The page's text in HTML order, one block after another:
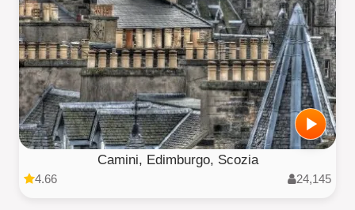
Camini, Edimburgo, Scozia
4.66 24,145